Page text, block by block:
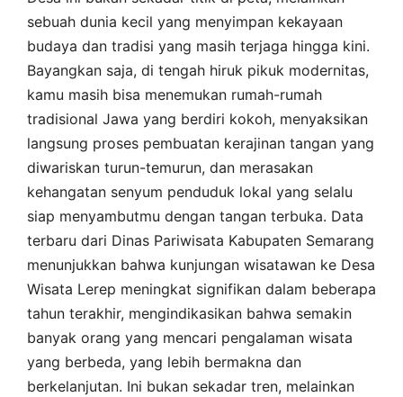
sebuah dunia kecil yang menyimpan kekayaan
budaya dan tradisi yang masih terjaga hingga kini.
Bayangkan saja, di tengah hiruk pikuk modernitas,
kamu masih bisa menemukan rumah-rumah
tradisional Jawa yang berdiri kokoh, menyaksikan
langsung proses pembuatan kerajinan tangan yang
diwariskan turun-temurun, dan merasakan
kehangatan senyum penduduk lokal yang selalu
siap menyambutmu dengan tangan terbuka. Data
terbaru dari Dinas Pariwisata Kabupaten Semarang
menunjukkan bahwa kunjungan wisatawan ke Desa
Wisata Lerep meningkat signifikan dalam beberapa
tahun terakhir, mengindikasikan bahwa semakin
banyak orang yang mencari pengalaman wisata
yang berbeda, yang lebih bermakna dan
berkelanjutan. Ini bukan sekadar tren, melainkan